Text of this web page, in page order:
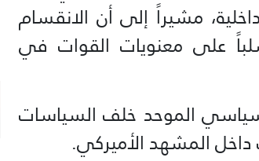
مشيراً إلى أن الانقسام
على معنويات القوات في
الموحد خلف السياسات
داخل المشهد الأميركي.